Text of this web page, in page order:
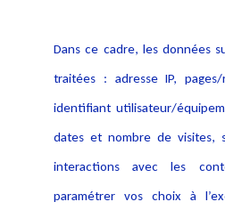
Dans ce cadre, les données
traitées : adresse IP, pages/
identifiant utilisateur/
dates et nombre de visites,
interactions avec les
paramétrer vos choix à